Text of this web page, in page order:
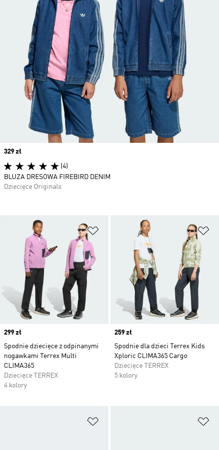
Dodaj do listy życzeń
Price
299 zł
Spodnie dziecięce z odpinanymi
nogawkami Terrex Multi
CLIMA365
Dziecięce TERREX
4 kolory
Price
259 zł
Spodnie dla dzieci Terrex Kids
Xploric CLIMA365 Cargo
Dziecięce TERREX
5 kolory
Price
329 zł
(4)
BLUZA DRESOWA FIREBIRD DENIM
Dziecięce Originals